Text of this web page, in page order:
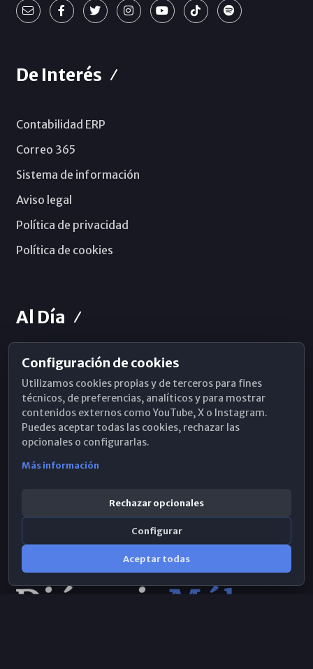
De Interés
Contabilidad ERP
Correo 365
Sistema de información
Aviso legal
Política de privacidad
Política de cookies
Al Día
Horarios de Misa
Hemeroteca
WhatsApp
Configuración de cookies
Utilizamos cookies propias y de terceros para fines
técnicos, de preferencias, analíticos y para mostrar
contenidos externos como YouTube, X o Instagram.
Puedes aceptar todas las cookies, rechazar las
opcionales o configurarlas.
Más información
Rechazar opcionales
Configurar
Aceptar todas